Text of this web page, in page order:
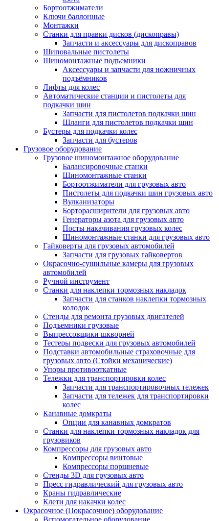
Бортоотжиматели
Ключи баллонные
Монтажки
Станки для правки дисков (дископравы)
Запчасти и аксессуары для дископравов
Шиповальные пистолеты
Шиномонтажные подъемники
Аксессуары и запчасти для ножничных
подъёмников
Лифты для колес
Автоматические станции и пистолеты для
подкачки шин
Запчасти для пистолетов подкачки шин
Шланги для пистолетов подкачки шин
Бустеры для подкачки колес
Запчасти для бустеров
Грузовое оборудование
Грузовое шиномонтажное оборудование
Балансировочные станки
Шиномонтажные станки
Бортоотжиматели для грузовых авто
Пистолеты для подкачки шин грузовых авто
Вулканизаторы
Борторасширители для грузовых авто
Генераторы азота для грузовых авто
Посты накачивания грузовых колес
Шиномонтажные станки для грузовых авто
Гайковерты для грузовых автомобилей
Запчасти для грузовых гайковертов
Окрасочно-сушильные камеры для грузовых
автомобилей
Ручной инструмент
Станки для наклепки тормозных накладок
Запчасти для станков наклепки тормозных
колодок
Стенды для ремонта грузовых двигателей
Подъемники грузовые
Выпрессовщики шкворней
Тестеры подвески для грузовых автомобилей
Подставки автомобильные страховочные для
грузовых авто (Стойки механические)
Упоры противооткатные
Тележки для транспортировки колес
Запчасти для транспортировочных тележек
Запчасти для тележек для транспортировки
колес
Канавные домкраты
Опции для канавных домкратов
Станки для наклепки тормозных накладок для
грузовиков
Компрессоры для грузовых авто
Компрессоры винтовые
Компрессоры поршневые
Стенды 3D для грузовых авто
Пресс гидравлический для грузовых авто
Краны гидравлические
Клети для накачки колес
Окрасочное (Покрасочное) оборудование
Вспомогательное оборудование